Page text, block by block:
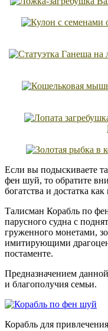
Если вы подыскиваете
фен шуй, то обратите
богатства и достатка как
Талисман Корабль по
парусного судна с
груженного монетами,
имитирующими
постаменте.
Предназначением
и благополучия семьи.
Корабль для